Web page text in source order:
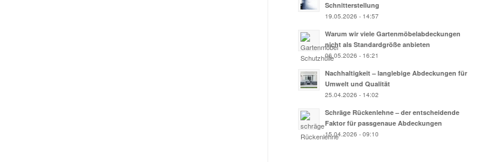
Schnitterstellung
19.05.2026 - 14:57
Warum wir viele Gartenmöbelabdeckungen
nicht als Standardgröße anbieten
06.05.2026 - 16:21
Nachhaltigkeit – langlebige Abdeckungen für
Umwelt und Qualität
25.04.2026 - 14:02
Schräge Rückenlehne – der entscheidende
Faktor für passgenaue Abdeckungen
15.04.2026 - 09:10